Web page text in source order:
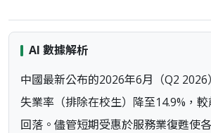
AI 數據解析
中國最新公布的2026年6月（Q2
失業率（排除在校生）降至14.9%，
回落。儘管短期受惠於服務業復甦使